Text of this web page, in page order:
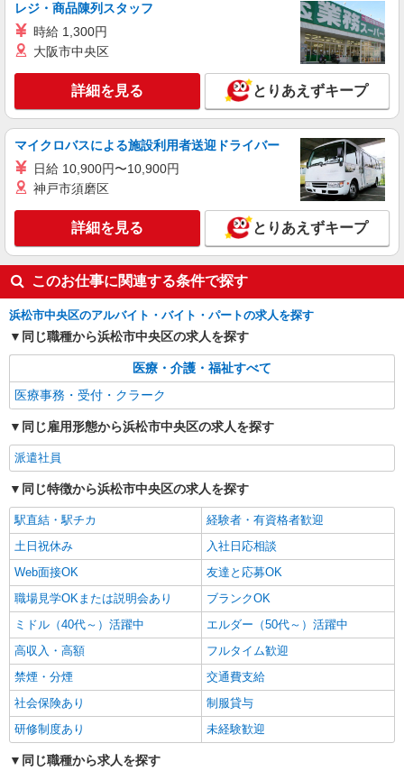
レジ・商品陳列スタッフ
時給 1,300円
大阪市中央区
詳細を見る とりあえずキープ
マイクロバスによる施設利用者送迎ドライバー
日給 10,900円〜10,900円
神戸市須磨区
詳細を見る とりあえずキープ
このお仕事に関連する条件で探す
浜松市中央区のアルバイト・バイト・パートの求人を探す
同じ職種から浜松市中央区の求人を探す
医療・介護・福祉すべて
医療事務・受付・クラーク
同じ雇用形態から浜松市中央区の求人を探す
派遣社員
同じ特徴から浜松市中央区の求人を探す
駅直結・駅チカ
経験者・有資格者歓迎
土日祝休み
入社日応相談
Web面接OK
友達と応募OK
職場見学OKまたは説明会あり
ブランクOK
ミドル（40代～）活躍中
エルダー（50代～）活躍中
高収入・高額
フルタイム歓迎
禁煙・分煙
交通費支給
社会保険あり
制服貸与
研修制度あり
未経験歓迎
同じ職種から求人を探す